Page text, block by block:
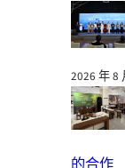
2026 年 8
的合作